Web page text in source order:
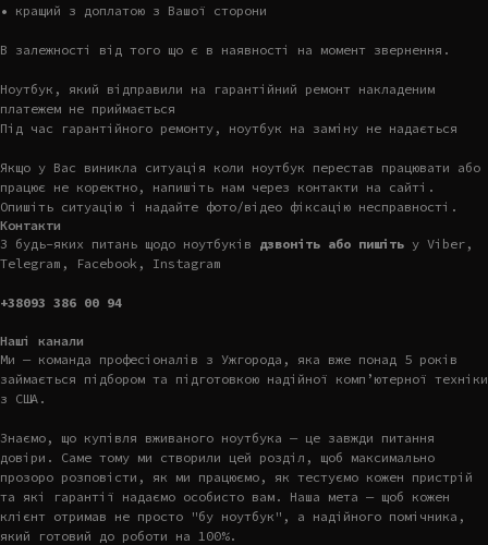
• кращий з доплатою з Вашої сторони
В залежності від того що є в наявності на момент звернення.
Ноутбук, який відправили на гарантійний ремонт накладеним
платежем не приймається
Під час гарантійного ремонту, ноутбук на заміну не надається
Якщо у Вас виникла ситуація коли ноутбук перестав працювати або
працює не коректно, напишіть нам через контакти на сайті.
Опишіть ситуацію і надайте фото/відео фіксацію несправності.
Контакти
З будь-яких питань щодо ноутбуків дзвоніть або пишіть у Viber,
Telegram, Facebook, Instagram
+38093 386 00 94
Наші канали
Ми — команда професіоналів з Ужгорода, яка вже понад 5 років
займається підбором та підготовкою надійної комп’ютерної техніки
з США.
Знаємо, що купівля вживаного ноутбука — це завжди питання
довіри. Саме тому ми створили цей розділ, щоб максимально
прозоро розповісти, як ми працюємо, як тестуємо кожен пристрій
та які гарантії надаємо особисто вам. Наша мета — щоб кожен
клієнт отримав не просто "бу ноутбук", а надійного помічника,
який готовий до роботи на 100%.